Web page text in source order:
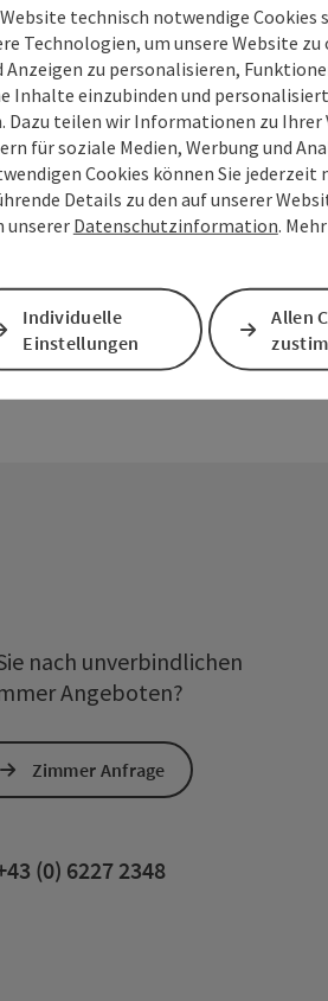
Beitrag drucken In der Nähe
nach unverbindlichen
Angeboten?
Zimmer Anfrage
(0) 6227 2348
technisch notwendige Cookies
Technologien, um unsere Website
zu personalisieren,
Inhalte einzubinden und
teilen wir Informationen zu Ihrer
für soziale Medien, Werbung und
Cookies können Sie jederzeit
Details zu den auf unserer
unserer Datenschutzinformation.
Individuelle
Einstellungen
Allen